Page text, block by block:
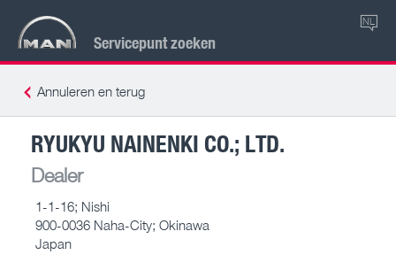
Servicepunt zoeken
NL
Annuleren en terug
RYUKYU NAINENKI CO.; LTD.
Dealer
1-1-16; Nishi
900-0036 Naha-City; Okinawa
Japan